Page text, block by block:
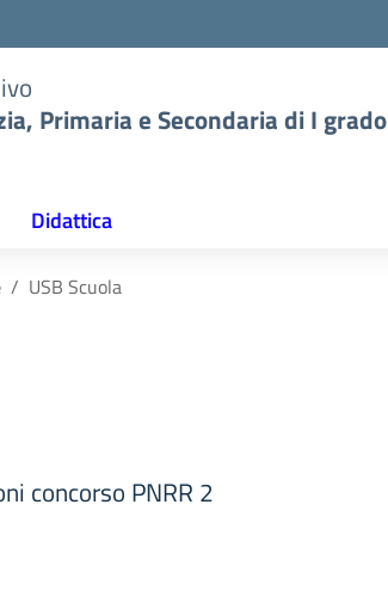
Primaria e Secondaria di I grado
Didattica
USB Scuola
concorso PNRR 2